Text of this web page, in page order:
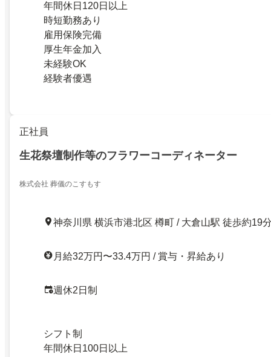
年間休日120日以上
時短勤務あり
雇用保険完備
厚生年金加入
未経験OK
経験者優遇
正社員
生花祭壇制作等のフラワーコーディネーター
株式会社 葬儀のこすもす
神奈川県 横浜市港北区 樽町 / 大倉山駅 徒歩約19
月給32万円〜33.4万円 / 賞与・昇給あり
週休2日制
シフト制
年間休日100日以上